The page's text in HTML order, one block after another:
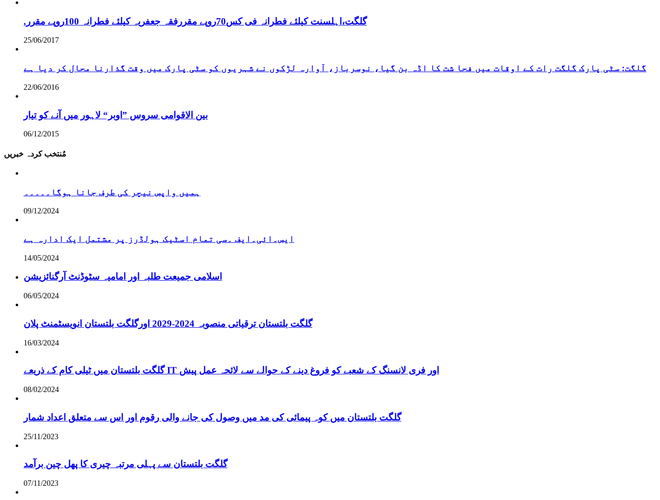
,گلگت،اہلسنت کیلئے فطرانہ فی کس70روپے مقررفقہ جعفریہ کیلئے فطرانہ 100روپے مقرر
25/06/2017
گلگت: سٹی پارک گلگت رات کے اوقات میں فحا شت کا اڈہ بن گیا، نوسرباز، آوارہ لڑکوں نے شہریوں کو سٹی پارک میں وقت گذارنا محال کر دیا ہے
22/06/2016
بین الاقوامی سروس ”اوبر“ لاہور میں آنے کو تیار
06/12/2015
مُنتخب کردہ خبریں
ہمیں واپس نیچر کی طرف جانا ہوگا۔۔۔۔۔
09/12/2024
ایس۔ائی۔ایف ۔سی تمام اسٹیک ہولڈرز پر مشتمل ایک ادارہ ہے
14/05/2024
اسلامی جمیعت طلبہ اور امامیہ سٹوڈنٹ آرگنائزیشن
06/05/2024
گلگت بلتستان ترقیاتی منصوبہ 2024-2029 اورگلگت بلتستان انویسٹمنٹ پلان
16/03/2024
گلگت بلتستان میں ٹیلی کام کے ذریعے IT اور فری لانسنگ کے شعبے کو فروغ دینے کے حوالے سے لائحہ عمل پیش
08/02/2024
گلگت بلتستان میں کوہ پیمائی کی مد میں وصول کی جانے والی رقوم اور اس سے متعلق اعداد شمار
25/11/2023
گلگت بلتستان سے پہلی مرتبہ چیری کا پھل چین برآمد
07/11/2023